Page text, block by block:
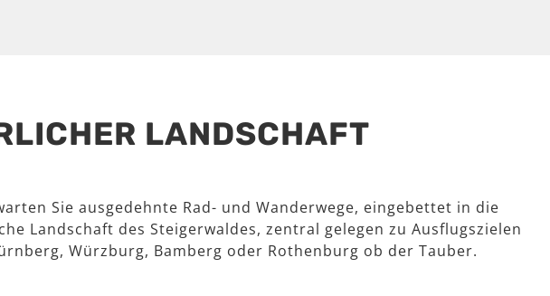
LANDSCHAFT
Sie ausgedehnte Rad- und Wanderwege, eingebettet in die
Landschaft des Steigerwaldes, zentral gelegen zu Ausflugszielen
Würzburg, Bamberg oder Rothenburg ob der Tauber.